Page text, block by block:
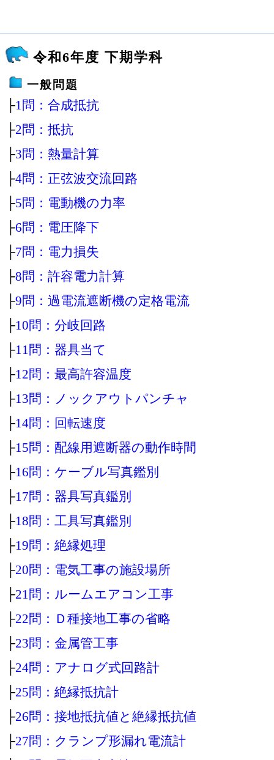
令和6年度 下期学科
一般問題
├1問：合成抵抗
├2問：抵抗
├3問：熱量計算
├4問：正弦波交流回路
├5問：電動機の力率
├6問：電圧降下
├7問：電力損失
├8問：許容電力計算
├9問：過電流遮断機の定格電流
├10問：分岐回路
├11問：器具当て
├12問：最高許容温度
├13問：ノックアウトパンチャ
├14問：回転速度
├15問：配線用遮断器の動作時間
├16問：ケーブル写真鑑別
├17問：器具写真鑑別
├18問：工具写真鑑別
├19問：絶縁処理
├20問：電気工事の施設場所
├21問：ルームエアコン工事
├22問：Ｄ種接地工事の省略
├23問：金属管工事
├24問：アナログ式回路計
├25問：絶縁抵抗計
├26問：接地抵抗値と絶縁抵抗値
├27問：クランプ形漏れ電流計